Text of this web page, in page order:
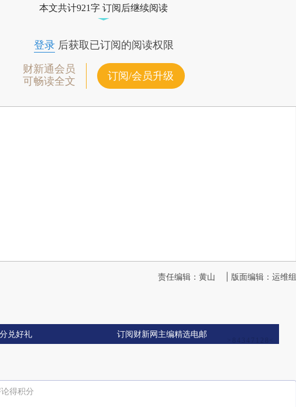
本文共计921字 订阅后继续阅读
登录后获取已订阅的阅读权限
财新通会员
可畅读全文
订阅/会员升级
责任编辑：黄山 | 版面编辑：运维组
兑好礼 订阅财新网主编精选电邮
得积分